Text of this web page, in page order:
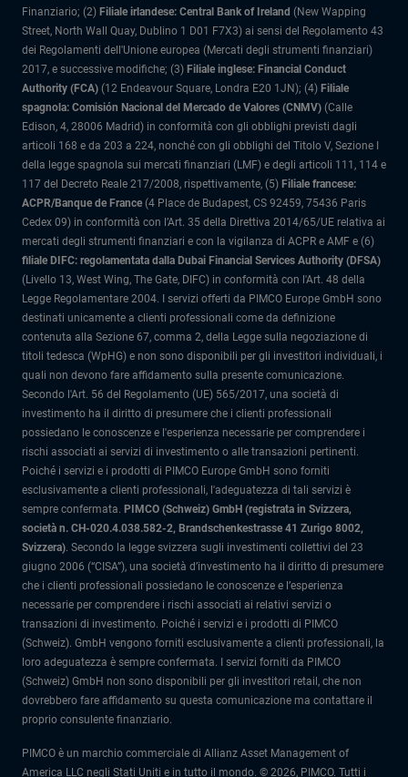
Finanziario; (2) Filiale irlandese: Central Bank of Ireland (New Wapping
Street, North Wall Quay, Dublino 1 D01 F7X3) ai sensi del Regolamento 43
dei Regolamenti dell'Unione europea (Mercati degli strumenti finanziari)
2017, e successive modifiche; (3) Filiale inglese: Financial Conduct
Authority (FCA) (12 Endeavour Square, Londra E20 1JN); (4) Filiale
spagnola: Comisión Nacional del Mercado de Valores (CNMV) (Calle
Edison, 4, 28006 Madrid) in conformità con gli obblighi previsti dagli
articoli 168 e da 203 a 224, nonché con gli obblighi del Titolo V, Sezione I
della legge spagnola sui mercati finanziari (LMF) e degli articoli 111, 114 e
117 del Decreto Reale 217/2008, rispettivamente, (5) Filiale francese:
ACPR/Banque de France (4 Place de Budapest, CS 92459, 75436 Paris
Cedex 09) in conformità con l’Art. 35 della Direttiva 2014/65/UE relativa ai
mercati degli strumenti finanziari e con la vigilanza di ACPR e AMF e (6)
filiale DIFC: regolamentata dalla Dubai Financial Services Authority (DFSA)
(Livello 13, West Wing, The Gate, DIFC) in conformità con l'Art. 48 della
Legge Regolamentare 2004. I servizi offerti da PIMCO Europe GmbH sono
destinati unicamente a clienti professionali come da definizione
contenuta alla Sezione 67, comma 2, della Legge sulla negoziazione di
titoli tedesca (WpHG) e non sono disponibili per gli investitori individuali, i
quali non devono fare affidamento sulla presente comunicazione.
Secondo l'Art. 56 del Regolamento (UE) 565/2017, una società di
investimento ha il diritto di presumere che i clienti professionali
possiedano le conoscenze e l'esperienza necessarie per comprendere i
rischi associati ai servizi di investimento o alle transazioni pertinenti.
Poiché i servizi e i prodotti di PIMCO Europe GmbH sono forniti
esclusivamente a clienti professionali, l'adeguatezza di tali servizi è
sempre confermata. PIMCO (Schweiz) GmbH (registrata in Svizzera,
società n. CH-020.4.038.582-2, Brandschenkestrasse 41 Zurigo 8002,
Svizzera). Secondo la legge svizzera sugli investimenti collettivi del 23
giugno 2006 (“CISA”), una società d’investimento ha il diritto di presumere
che i clienti professionali possiedano le conoscenze e l’esperienza
necessarie per comprendere i rischi associati ai relativi servizi o
transazioni di investimento. Poiché i servizi e i prodotti di PIMCO
(Schweiz). GmbH vengono forniti esclusivamente a clienti professionali, la
loro adeguatezza è sempre confermata.
I servizi forniti da PIMCO
(Schweiz) GmbH non sono disponibili per gli investitori retail, che non
dovrebbero fare affidamento su questa comunicazione ma contattare il
proprio consulente finanziario.
PIMCO è un marchio commerciale di Allianz Asset Management of
America LLC negli Stati Uniti e in tutto il mondo. © 2026, PIMCO. Tutti i